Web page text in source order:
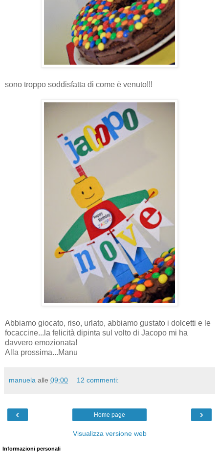
sono troppo soddisfatta di come è venuto!!!
Abbiamo giocato, riso, urlato, abbiamo gustato i dolcetti e le
focaccine...la felicità dipinta sul volto di Jacopo mi ha
davvero emozionata!
Alla prossima...Manu
manuela alle 09:00 12 commenti:
‹ ›
Home page
Visualizza versione web
Informazioni personali